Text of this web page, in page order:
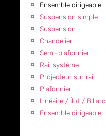
Ensemble dirigeable
Suspension simple
Suspension
Chandelier
Semi-plafonnier
Rail système
Projecteur sur rail
Plafonnier
Linéaire / Îlot / Billard
Ensemble dirigeable